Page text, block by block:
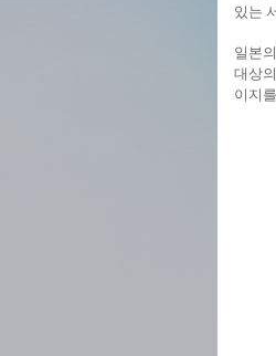
있는
일본
대상
이지